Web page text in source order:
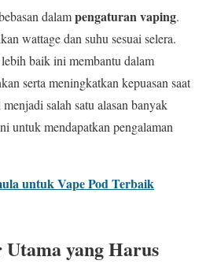
dalampengaturan vaping.
wattage dan suhu sesuai selera.
baik ini membantu dalam
serta meningkatkan kepuasan saat
salah satu alasan banyak
untuk mendapatkan pengalaman
untuk Vape Pod Terbaik
yang Harus